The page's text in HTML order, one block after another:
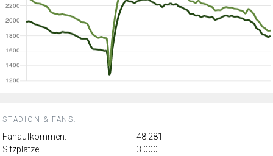
STADION & FANS:
Fanaufkommen:
48.281
Sitzplätze:
3.000